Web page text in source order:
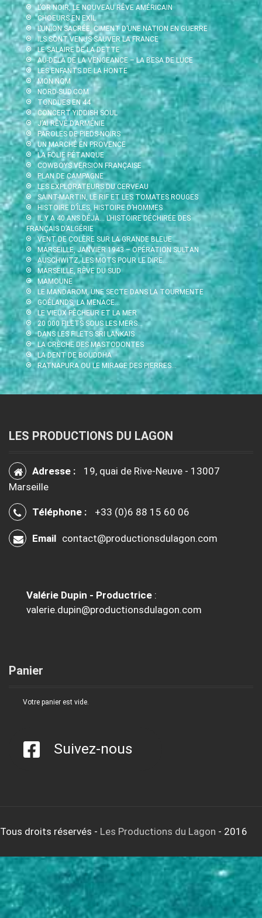
L’OR NOIR, LE NOUVEAU RÊVE AMÉRICAIN
CHOEURS EN EXIL
L’UNION SACRÉE, CIMENT D’UNE NATION EN GUERRE
ILS SONT VENUS SAUVER LA FRANCE
LE SALAIRE DE LA DETTE
AU-DELÀ DE LA VENGEANCE – LA BESA DE LUCE
LES ENFANTS DE LA HONTE
MON NOM
NORD-SUD.COM
TONDUES EN 44
CONCERT YIDDISH SOUL
J’AI RÊVÉ D’ARMÉNIE
PAROLES DE PIEDS-NOIRS
UN MARCHÉ EN PROVENCE
LA FOLIE PÉTANQUE
COWBOYS VERSION FRANÇAISE
PLAN DE CAMPAGNE
LES EXPLORATEURS DU CERVEAU
SAINT-MARTIN, LE RIF ET LES TOMATES ROUGES
HISTOIRE D’ÎLES, HISTOIRE D’HOMMES
IL Y A 40 ANS DÉJÀ… L’HISTOIRE DÉCHIRÉE DES
FRANÇAIS D’ALGÉRIE
VENT DE COLÈRE SUR LA GRANDE BLEUE
MARSEILLE, JANVIER 1943 – OPÉRATION SULTAN
AUSCHWITZ, LES MOTS POUR LE DIRE…
MARSEILLE, RÊVE DU SUD
MAMOUNE
LE MANDAROM, UNE SECTE DANS LA TOURMENTE
GOÉLANDS, LA MENACE…
LE VIEUX PÊCHEUR ET LA MER
20 000 FILETS SOUS LES MERS…
DANS LES FILETS SRI LANKAIS
LA CRÈCHE DES MASTODONTES
LA DENT DE BOUDDHA
RATNAPURA OU LE MIRAGE DES PIERRES…
LES PRODUCTIONS DU LAGON
Adresse :
19, quai de Rive-Neuve - 13007
Marseille
Téléphone : +33 (0)6 88 15 60 06
Email contact@productionsdulagon.com
Valérie Dupin - Productrice :
valerie.dupin@productionsdulagon.com
Panier
Votre panier est vide.
Suivez-nous
Tous droits réservés - Les Productions du Lagon - 2016